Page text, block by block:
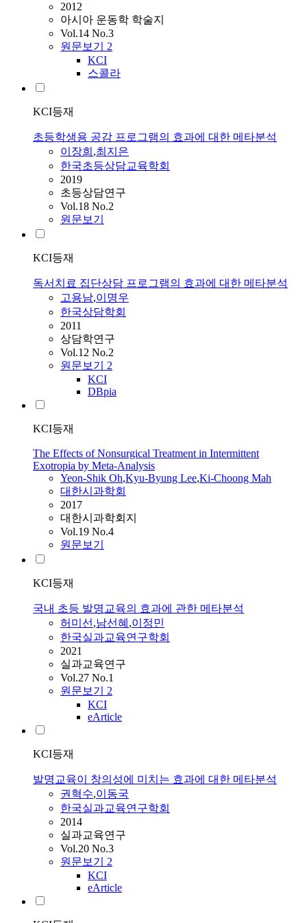
2012
아시아 운동학 학술지
Vol.14 No.3
원문보기 2
KCI
스콜라
KCI등재
초등학생용 공감 프로그램의 효과에 대한 메타분석
이장희 ,최지은
한국초등상담교육학회
2019
초등상담연구
Vol.18 No.2
원문보기
KCI등재
독서치료 집단상담 프로그램의 효과에 대한 메타분석
고용남,이명우
한국상담학회
2011
상담학연구
Vol.12 No.2
원문보기 2
KCI
DBpia
KCI등재
The Effects of Nonsurgical Treatment in Intermittent
Exotropia by Meta-Analysis
Yeon-Shik Oh,Kyu-Byung Lee,Ki-Choong Mah
대한시과학회
2017
대한시과학회지
Vol.19 No.4
원문보기
KCI등재
국내 초등 발명교육의 효과에 관한 메타분석
허미선,남선혜 ,이정민
한국실과교육연구학회
2021
실과교육연구
Vol.27 No.1
원문보기 2
KCI
eArticle
KCI등재
발명교육이 창의성에 미치는 효과에 대한 메타분석
권혁수,이동국
한국실과교육연구학회
2014
실과교육연구
Vol.20 No.3
원문보기 2
KCI
eArticle